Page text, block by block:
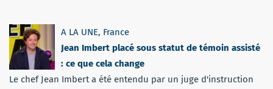
A LA UNE, France
Jean Imbert placé sous statut de témoin assisté
: ce que cela change
Le chef Jean Imbert a été entendu par un juge d'instruction